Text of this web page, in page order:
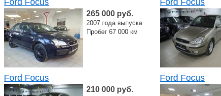
265 000 руб.
2007 года выпуска
Пробег 67 000 км
Ford Focus
210 000 руб.
Ford Focus